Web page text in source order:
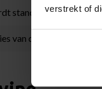
verstrekt of
standaard geleverd
van de PP90E